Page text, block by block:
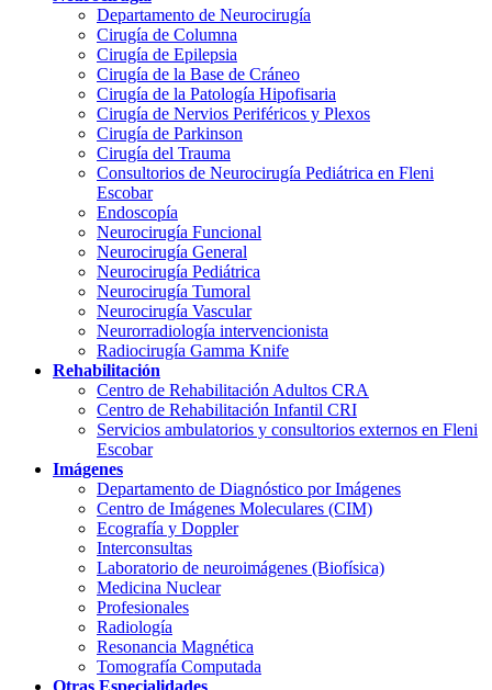
Departamento de Neurocirugía
Cirugía de Columna
Cirugía de Epilepsia
Cirugía de la Base de Cráneo
Cirugía de la Patología Hipofisaria
Cirugía de Nervios Periféricos y Plexos
Cirugía de Parkinson
Cirugía del Trauma
Consultorios de Neurocirugía Pediátrica en Fleni
Escobar
Endoscopía
Neurocirugía Funcional
Neurocirugía General
Neurocirugía Pediátrica
Neurocirugía Tumoral
Neurocirugía Vascular
Neurorradiología intervencionista
Radiocirugía Gamma Knife
Rehabilitación
Centro de Rehabilitación Adultos CRA
Centro de Rehabilitación Infantil CRI
Servicios ambulatorios y consultorios externos en Fleni
Escobar
Imágenes
Departamento de Diagnóstico por Imágenes
Centro de Imágenes Moleculares (CIM)
Ecografía y Doppler
Interconsultas
Laboratorio de neuroimágenes (Biofísica)
Medicina Nuclear
Profesionales
Radiología
Resonancia Magnética
Tomografía Computada
Otras Especialidades